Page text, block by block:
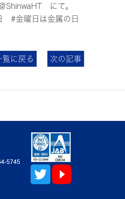
ShinwaHT にて。
#金曜日は金属の日
覧に戻る 次の記事
5745